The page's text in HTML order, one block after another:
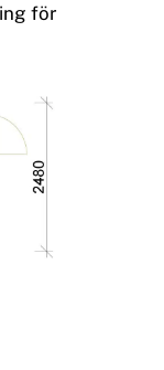
för